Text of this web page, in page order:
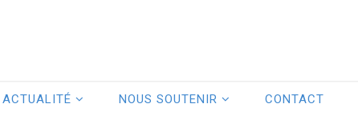
ACTUALITÉ NOUS SOUTENIR CONTACT